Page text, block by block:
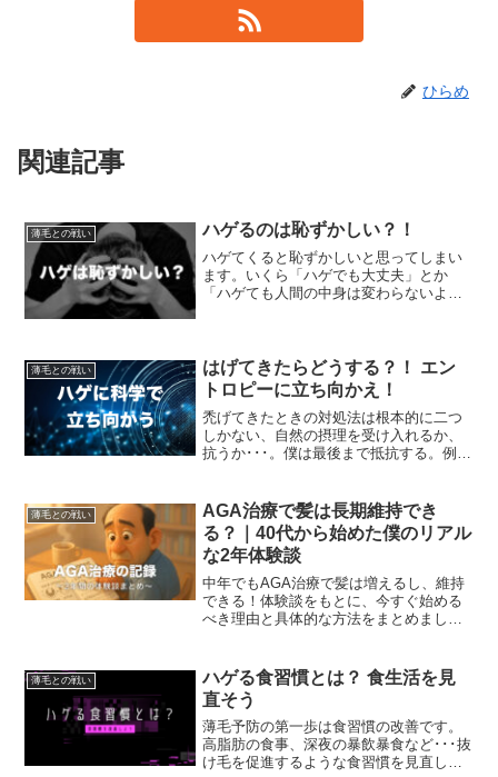
ひらめ
関連記事
薄毛との戦い ハゲるのは恥ずかしい？！
ハゲてくると恥ずかしいと思ってしまい
ます。いくら「ハゲでも大丈夫」とか
「ハゲても人間の中身は変わらないよ」
薄毛との戦い
はげてきたらどうする？！ エン
トロピーに立ち向かえ！
禿げてきたときの対処法は根本的に二つ
しかない、自然の摂理を受け入れるか、
抗うか･･･。僕は最後まで抵抗する。例
薄毛との戦い
AGA治療で髪は長期維持でき
る？｜40代から始めた僕のリアル
な2年体験談
中年でもAGA治療で髪は増えるし、維持
できる！体験談をもとに、今すぐ始める
べき理由と具体的な方法をまとめまし
薄毛との戦い
ハゲる食習慣とは？ 食生活を見
直そう
薄毛予防の第一歩は食習慣の改善です。
高脂肪の食事、深夜の暴飲暴食など･･･抜
け毛を促進するような食習慣を見直し、